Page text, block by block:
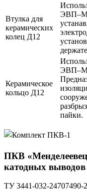
Втулка для
керамических
колец Д12
Керамическое
кольцо Д12
пайки.
ПКВ
катодных выводов
ТУ 3441-032-